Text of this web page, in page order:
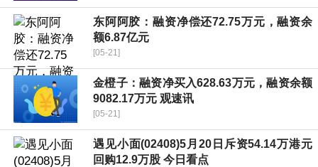
东阿阿胶：融资净偿还72.75万元，融资余
额6.87亿元
[05-21]
金橙子：融资净买入628.63万元，融资余额
9082.17万元 观速讯
[05-21]
遇见小面(02408)5月20日斥资54.14万港元
回购12.9万股 今日看点